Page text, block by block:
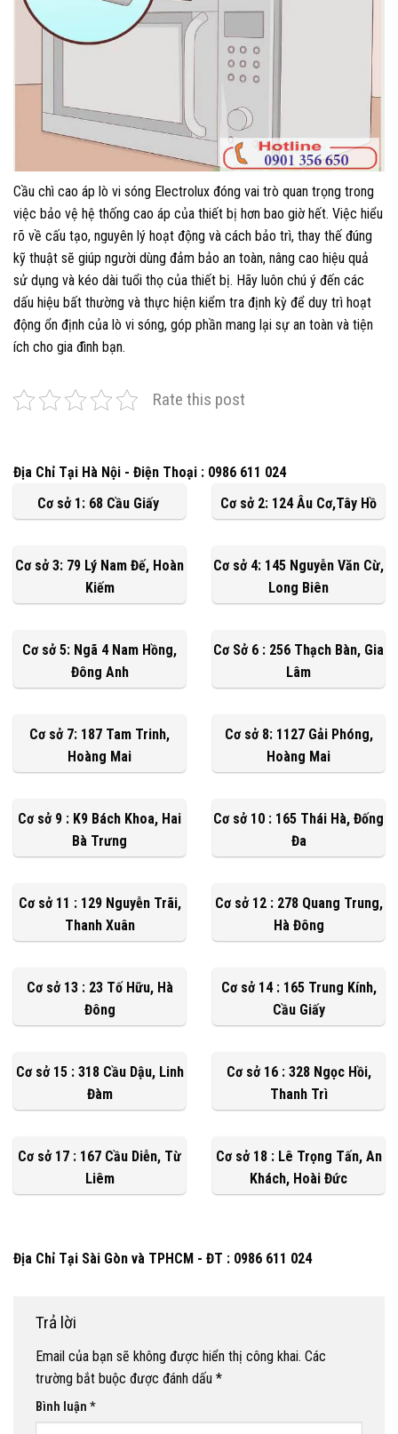
Cầu chì cao áp lò vi sóng Electrolux đóng vai trò quan trọng trong
việc bảo vệ hệ thống cao áp của thiết bị hơn bao giờ hết. Việc hiểu
rõ về cấu tạo, nguyên lý hoạt động và cách bảo trì, thay thế đúng
kỹ thuật sẽ giúp người dùng đảm bảo an toàn, nâng cao hiệu quả
sử dụng và kéo dài tuổi thọ của thiết bị. Hãy luôn chú ý đến các
dấu hiệu bất thường và thực hiện kiểm tra định kỳ để duy trì hoạt
động ổn định của lò vi sóng, góp phần mang lại sự an toàn và tiện
ích cho gia đình bạn.
Rate this post
Địa Chỉ Tại Hà Nội - Điện Thoại : 0986 611 024
Cơ sở 1: 68 Cầu Giấy
Cơ sở 2: 124 Âu Cơ,Tây Hồ
Cơ sở 3: 79 Lý Nam Đế, Hoàn
Kiếm
Cơ sở 4: 145 Nguyễn Văn Cừ,
Long Biên
Cơ sở 5: Ngã 4 Nam Hồng,
Đông Anh
Cơ Sở 6 : 256 Thạch Bàn, Gia
Lâm
Cơ sở 7: 187 Tam Trinh,
Hoàng Mai
Cơ sở 8: 1127 Gải Phóng,
Hoàng Mai
Cơ sở 9 : K9 Bách Khoa, Hai
Bà Trưng
Cơ sở 10 : 165 Thái Hà, Đống
Đa
Cơ sở 11 : 129 Nguyễn Trãi,
Thanh Xuân
Cơ sở 12 : 278 Quang Trung,
Hà Đông
Cơ sở 13 : 23 Tố Hữu, Hà
Đông
Cơ sở 14 : 165 Trung Kính,
Cầu Giấy
Cơ sở 15 : 318 Cầu Dậu, Linh
Đàm
Cơ sở 16 : 328 Ngọc Hồi,
Thanh Trì
Cơ sở 17 : 167 Cầu Diễn, Từ
Liêm
Cơ sở 18 : Lê Trọng Tấn, An
Khách, Hoài Đức
Địa Chỉ Tại Sài Gòn và TPHCM - ĐT : 0986 611 024
Trả lời
Email của bạn sẽ không được hiển thị công khai. Các
trường bắt buộc được đánh dấu *
Bình luận *